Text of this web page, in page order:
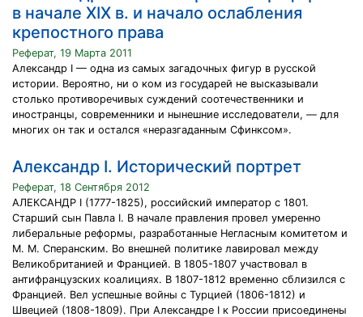
в начале ХIX в. и начало ослабления
крепостного права
Реферат, 19 Марта 2011
Александр I — одна из самых загадочных фигур в русской
истории. Вероятно, ни о ком из государей не высказывали
столько противоречивых суждений соотечественники и
иностранцы, современники и нынешние исследователи, — для
многих он так и остался «неразгаданным Сфинксом».
Александр I. Исторический портрет
Реферат, 18 Сентября 2012
АЛЕКСАНДР I (1777-1825), российский император с 1801.
Старший сын Павла I. В начале правления провел умеренно
либеральные реформы, разработанные Негласным комитетом и
М. М. Сперанским. Во внешней политике лавировал между
Великобританией и Францией. В 1805-1807 участвовал в
антифранцузских коалициях. В 1807-1812 временно сблизился с
Францией. Вел успешные войны с Турцией (1806-1812) и
Швецией (1808-1809). При Александре I к России присоединены